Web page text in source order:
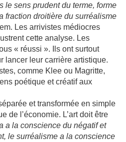
le sens prudent du terme, forme
fraction droitière du surréalisme
Les arrivistes médiocres
cette analyse. Les
« réussi ». Ils ont surtout
lancer leur carrière artistique.
comme Klee ou Magritte,
poétique et créatif aux
et transformée en simple
de l’économie. L’art doit être
a la conscience du négatif et
le surréalisme a la conscience